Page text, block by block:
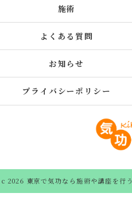
施術
よくある質問
お知らせ
プライバシーポリシー
c 2026 東京で気功なら施術や講座を